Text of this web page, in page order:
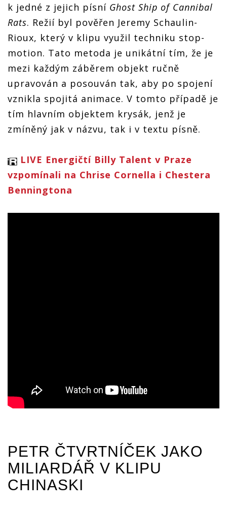
k jedné z jejich písní Ghost Ship of Cannibal
Rats. Režií byl pověřen Jeremy Schaulin-
Rioux, který v klipu využil techniku stop-
motion. Tato metoda je unikátní tím, že je
mezi každým záběrem objekt ručně
upravován a posouván tak, aby po spojení
vznikla spojitá animace. V tomto případě je
tím hlavním objektem krysák, jenž je
zmíněný jak v názvu, tak i v textu písně.
LIVE Energičtí Billy Talent v Praze
vzpomínali na Chrise Cornella i Chestera
Benningtona
PETR ČTVRTNÍČEK JAKO
MILIARDÁŘ V KLIPU
CHINASKI